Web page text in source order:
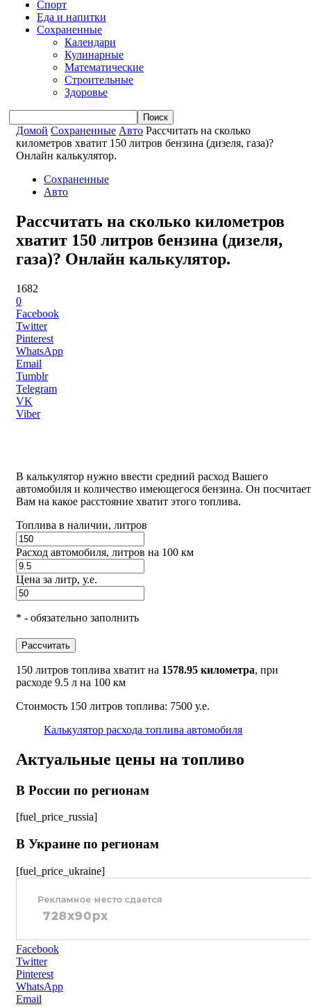
Спорт
Еда и напитки
Сохраненные
Календари
Кулинарные
Математические
Строительные
Здоровье
Домой Сохраненные Авто Рассчитать на сколько
километров хватит 150 литров бензина (дизеля, газа)?
Онлайн калькулятор.
Сохраненные
Авто
Рассчитать на сколько километров
хватит 150 литров бензина (дизеля,
газа)? Онлайн калькулятор.
1682
0
Facebook
Twitter
Pinterest
WhatsApp
Email
Tumblr
Telegram
VK
Viber
В калькулятор нужно ввести средний расход Вашего
автомобиля и количество имеющегося бензина. Он посчитает
Вам на какое расстояние хватит этого топлива.
Топлива в наличии, литров
Расход автомобиля, литров на 100 км
Цена за литр, у.е.
* - обязательно заполнить
Рассчитать
150 литров топлива хватит на 1578.95 километра, при
расходе 9.5 л на 100 км
Стоимость 150 литров топлива: 7500 у.е.
Калькулятор расхода топлива автомобиля
Актуальные цены на топливо
В России по регионам
[fuel_price_russia]
В Украине по регионам
[fuel_price_ukraine]
Facebook
Twitter
Pinterest
WhatsApp
Email